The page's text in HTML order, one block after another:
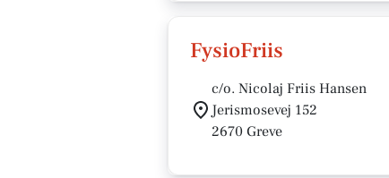
FysioFriis
c/o. Nicolaj Friis Hansen
Jerismosevej 152
2670 Greve